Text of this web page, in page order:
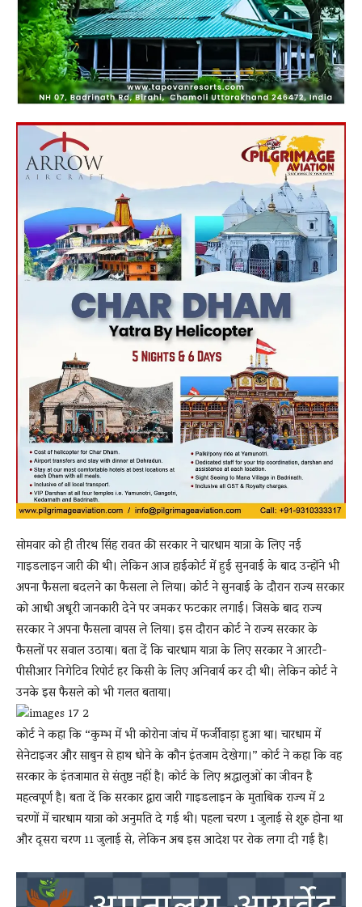
सोमवार को ही तीरथ सिंह रावत की सरकार ने चारधाम यात्रा के लिए नई
गाइडलाइन जारी की थी। लेकिन आज हाईकोर्ट में हुई सुनवाई के बाद उन्होंने भी
अपना फैसला बदलने का फैसला ले लिया। कोर्ट ने सुनवाई के दौरान राज्‍य सरकार
को आधी अधूरी जानकारी देने पर जमकर फटकार लगाई। जिसके बाद राज्य
सरकार ने अपना फैसला वापस ले लिया। इस दौरान कोर्ट ने राज्य सरकार के
फैसलों पर सवाल उठाया। बता दें कि चारधाम यात्रा के लिए सरकार ने आरटी-
पीसीआर निगेटिव रिपोर्ट हर किसी के लिए अनिवार्य कर दी थी। लेकिन कोर्ट ने
उनके इस फैसले को भी गलत बताया।
कोर्ट ने कहा कि “कुम्भ में भी कोरोना जांच में फर्जीवाड़ा हुआ था। चारधाम में
सेनेटाइजर और साबुन से हाथ धोने के कौन इंतजाम देखेगा।” कोर्ट ने कहा कि वह
सरकार के इंतजामात से संतुष्ट नहीं है। कोर्ट के लिए श्रद्धालुओं का जीवन है
महत्‍वपूर्ण है। बता दें कि सरकार द्वारा जारी गाइडलाइन के मुताबिक राज्य में 2
चरणों में चारधाम यात्रा को अनुमति दे गई थी। पहला चरण 1 जुलाई से शुरू होना था
और दूसरा चरण 11 जुलाई से, लेकिन अब इस आदेश पर रोक लगा दी गई है।